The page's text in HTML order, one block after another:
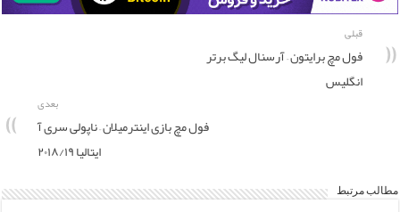
قبلی
فول مچ برایتون – آرسنال لیگ برتر
انگلیس
بعدی
فول مچ بازی اینترمیلان – ناپولی سری آ
ایتالیا ۲۰۱۸/۱۹
مطالب مرتبط